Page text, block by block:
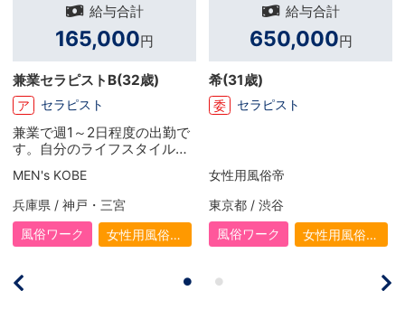
給与合計
165,000円
兼業セラピストB(32歳)
ア セラピスト
兼業で週1～2日程度の出勤で
す。自分のライフスタイルに
収入面でも助かってます。本
業だけではできなかった多少
の贅沢もできるようになり、
頑張りがいを感じています。
MEN's KOBE
兵庫県 / 神戸・三宮
風俗ワーク
女性用風俗
給与合計
650,000円
希(31歳)
委 セラピスト
女性用風俗帝
東京都 / 渋谷
風俗ワーク
女性用風俗